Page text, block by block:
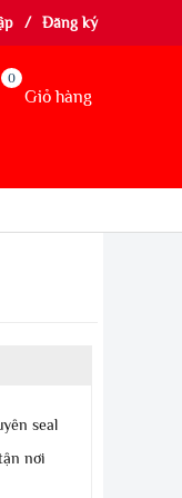
/ Đăng ký
Giỏ hàng
0
seal
nơi